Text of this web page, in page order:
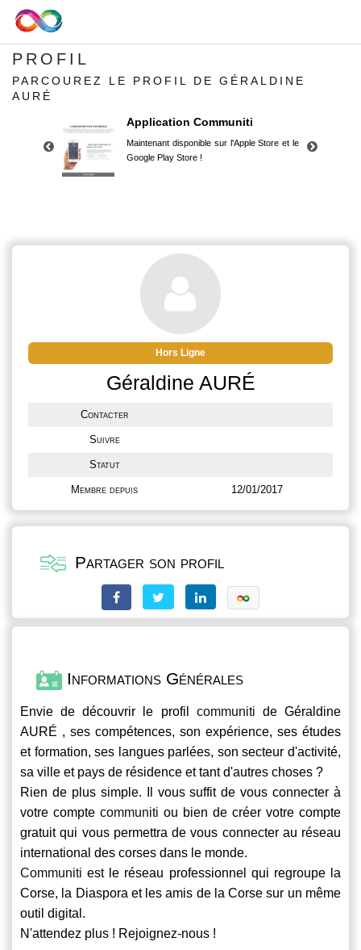
PROFIL
PARCOUREZ LE PROFIL DE GÉRALDINE
AURÉ
Application Communiti
Maintenant disponible sur l'Apple Store et le
Google Play Store !
Google Play Store !
Hors Ligne
Géraldine AURÉ
Contacter
Suivre
Statut
Membre depuis 12/01/2017
Partager son profil
Informations Générales
Envie de découvrir le profil communiti de Géraldine
AURÉ , ses compétences, son expérience, ses études
et formation, ses langues parlées, son secteur d'activité,
sa ville et pays de résidence et tant d'autres choses ?
Rien de plus simple. Il vous suffit de vous connecter à
votre compte communiti ou bien de créer votre compte
gratuit qui vous permettra de vous connecter au réseau
international des corses dans le monde.
Communiti est le réseau professionnel qui regroupe la
Corse, la Diaspora et les amis de la Corse sur un même
outil digital.
N'attendez plus ! Rejoignez-nous !